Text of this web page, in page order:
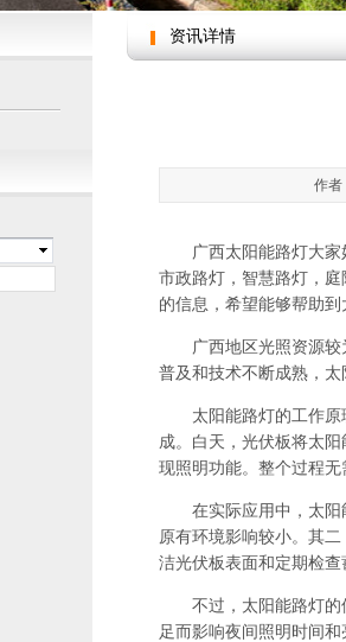
资讯详情
作
广西太阳能路灯大家
市政路灯，智慧路灯，
的信息，希望能够帮助到
广西地区光照资源较
普及和技术不断成熟，
太阳能路灯的工作原
成。白天，光伏板将太
现照明功能。整个过程
在实际应用中，太阳
原有环境影响较小。其
洁光伏板表面和定期检
不过，太阳能路灯的
足而影响夜间照明时间